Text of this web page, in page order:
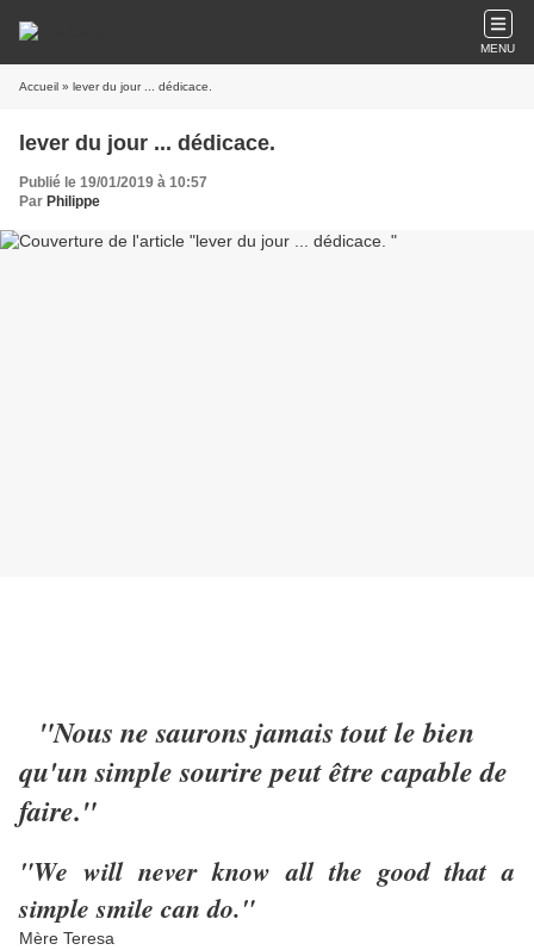
MENU
Accueil » lever du jour ... dédicace.
lever du jour ... dédicace.
Publié le 19/01/2019 à 10:57
Par Philippe
"Nous ne saurons jamais tout le bien
qu'un simple sourire peut être capable de
faire."
"We will never know all the good that a
simple smile can do."
Mère Teresa